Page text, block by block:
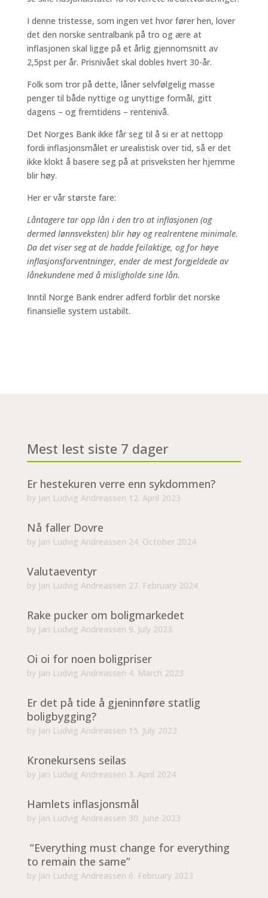
I denne tristesse, som ingen vet hvor fører hen, lover
det den norske sentralbank på tro og ære at
inflasjonen skal ligge på et årlig gjennomsnitt av
2,5pst per år. Prisnivået skal dobles hvert 30-år.
Folk som tror på dette, låner selvfølgelig masse
penger til både nyttige og unyttige formål, gitt
dagens – og fremtidens – rentenivå.
Det Norges Bank ikke får seg til å si er at nettopp
fordi inflasjonsmålet er urealistisk over tid, så er det
ikke klokt å basere seg på at prisveksten her hjemme
blir høy.
Her er vår største fare:
Låntagere tar opp lån i den tro at inflasjonen (og
dermed lønnsveksten) blir høy og realrentene minimale.
Da det viser seg at de hadde feilaktige, og for høye
inflasjonsforventninger, ender de mest forgjeldede av
lånekundene med å misligholde sine lån.
Inntil Norge Bank endrer adferd forblir det norske
finansielle system ustabilt.
Mest lest siste 7 dager
Er hestekuren verre enn sykdommen?
by Jan Ludvig Andreassen 12. April 2023
Nå faller Dovre
by Jan Ludvig Andreassen 24. October 2024
Valutaeventyr
by Jan Ludvig Andreassen 27. February 2024
Rake pucker om boligmarkedet
by Jan Ludvig Andreassen 9. July 2023
Oi oi for noen boligpriser
by Jan Ludvig Andreassen 4. March 2023
Er det på tide å gjeninnføre statlig
boligbygging?
by Jan Ludvig Andreassen 15. July 2023
Kronekursens seilas
by Jan Ludvig Andreassen 3. April 2024
Hamlets inflasjonsmål
by Jan Ludvig Andreassen 30. June 2023
“Everything must change for everything
to remain the same”
by Jan Ludvig Andreassen 6. February 2023